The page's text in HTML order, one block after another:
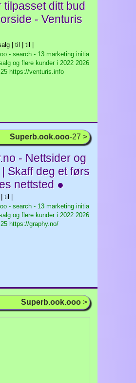
tilpasset ditt bud
- Venturis
| til | til |
- search - 13 marketing initia
og flere kunder i 2022 2026
https://venturis.info
Superb.ook.ooo-27 >
- Nettsider og
Skaff deg et førs
nettsted ●
til |
- search - 13 marketing initia
og flere kunder i 2022 2026
https://graphy.no/
Superb.ook.ooo >